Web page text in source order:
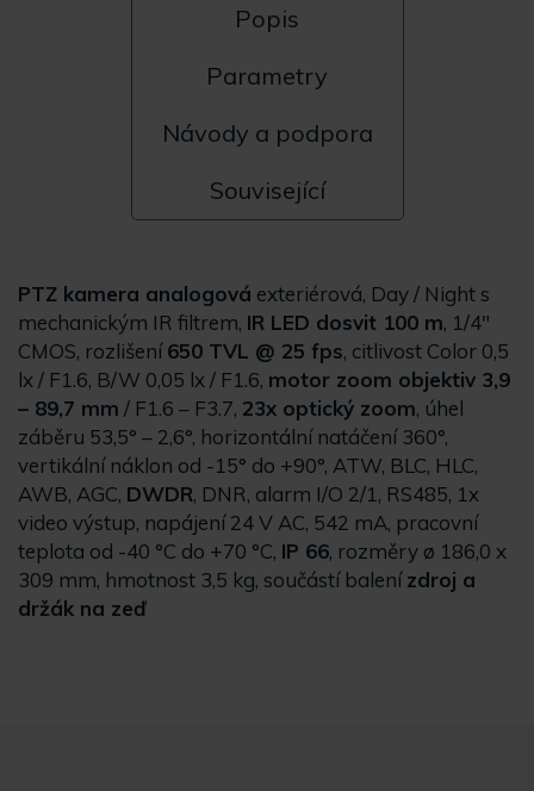
Popis
Parametry
Návody a podpora
Související
PTZ kamera analogová exteriérová, Day / Night s
mechanickým IR filtrem, IR LED dosvit 100 m, 1/4"
CMOS, rozlišení650 TVL @ 25 fps, citlivost Color 0,5
lx / F1.6, B/W 0,05 lx / F1.6, motor zoom objektiv 3,9
– 89,7 mm / F1.6 – F3.7, 23x optický zoom, úhel
záběru 53,5° – 2,6°, horizontální natáčení 360°,
vertikální náklon od -15° do +90°, ATW, BLC, HLC,
AWB, AGC, DWDR, DNR, alarm I/O 2/1, RS485, 1x
video výstup, napájení 24 V AC, 542 mA, pracovní
teplota od -40 °C do +70 °C, IP 66, rozměry ø 186,0 x
309 mm, hmotnost 3,5 kg, součástí balenízdroj a
držák na zeď